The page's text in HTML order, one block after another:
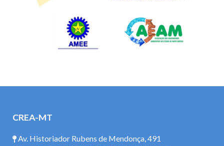
CREA-MT
Av. Historiador Rubens de Mendonça, 491